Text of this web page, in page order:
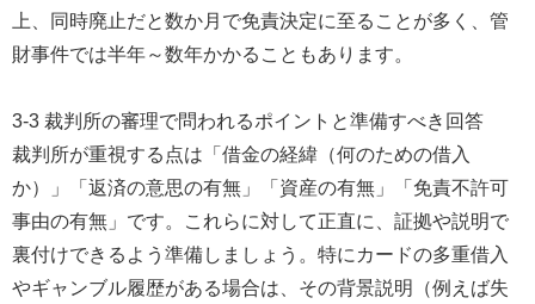
上、同時廃止だと数か月で免責決定に至ることが多く、管
財事件では半年～数年かかることもあります。
3-3 裁判所の審理で問われるポイントと準備すべき回答
裁判所が重視する点は「借金の経緯（何のための借入
か）」「返済の意思の有無」「資産の有無」「免責不許可
事由の有無」です。これらに対して正直に、証拠や説明で
裏付けできるよう準備しましょう。特にカードの多重借入
やギャンブル履歴がある場合は、その背景説明（例えば失